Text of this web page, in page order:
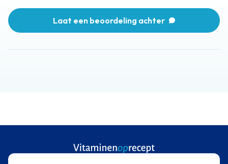
Laat een beoordeling achter